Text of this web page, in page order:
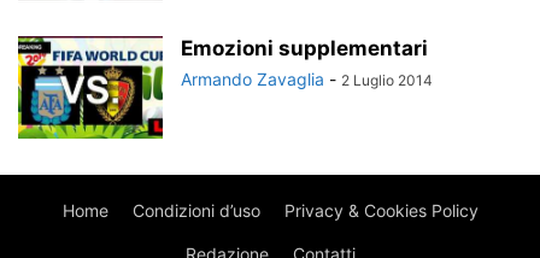
Emozioni supplementari
Armando Zavaglia - 2 Luglio 2014
Home Condizioni d’uso Privacy & Cookies Policy
Redazione Contatti